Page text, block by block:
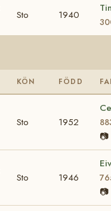
Sto 1940
KÖN FÖDD
Sto 1952
📷
Sto 1946
📷